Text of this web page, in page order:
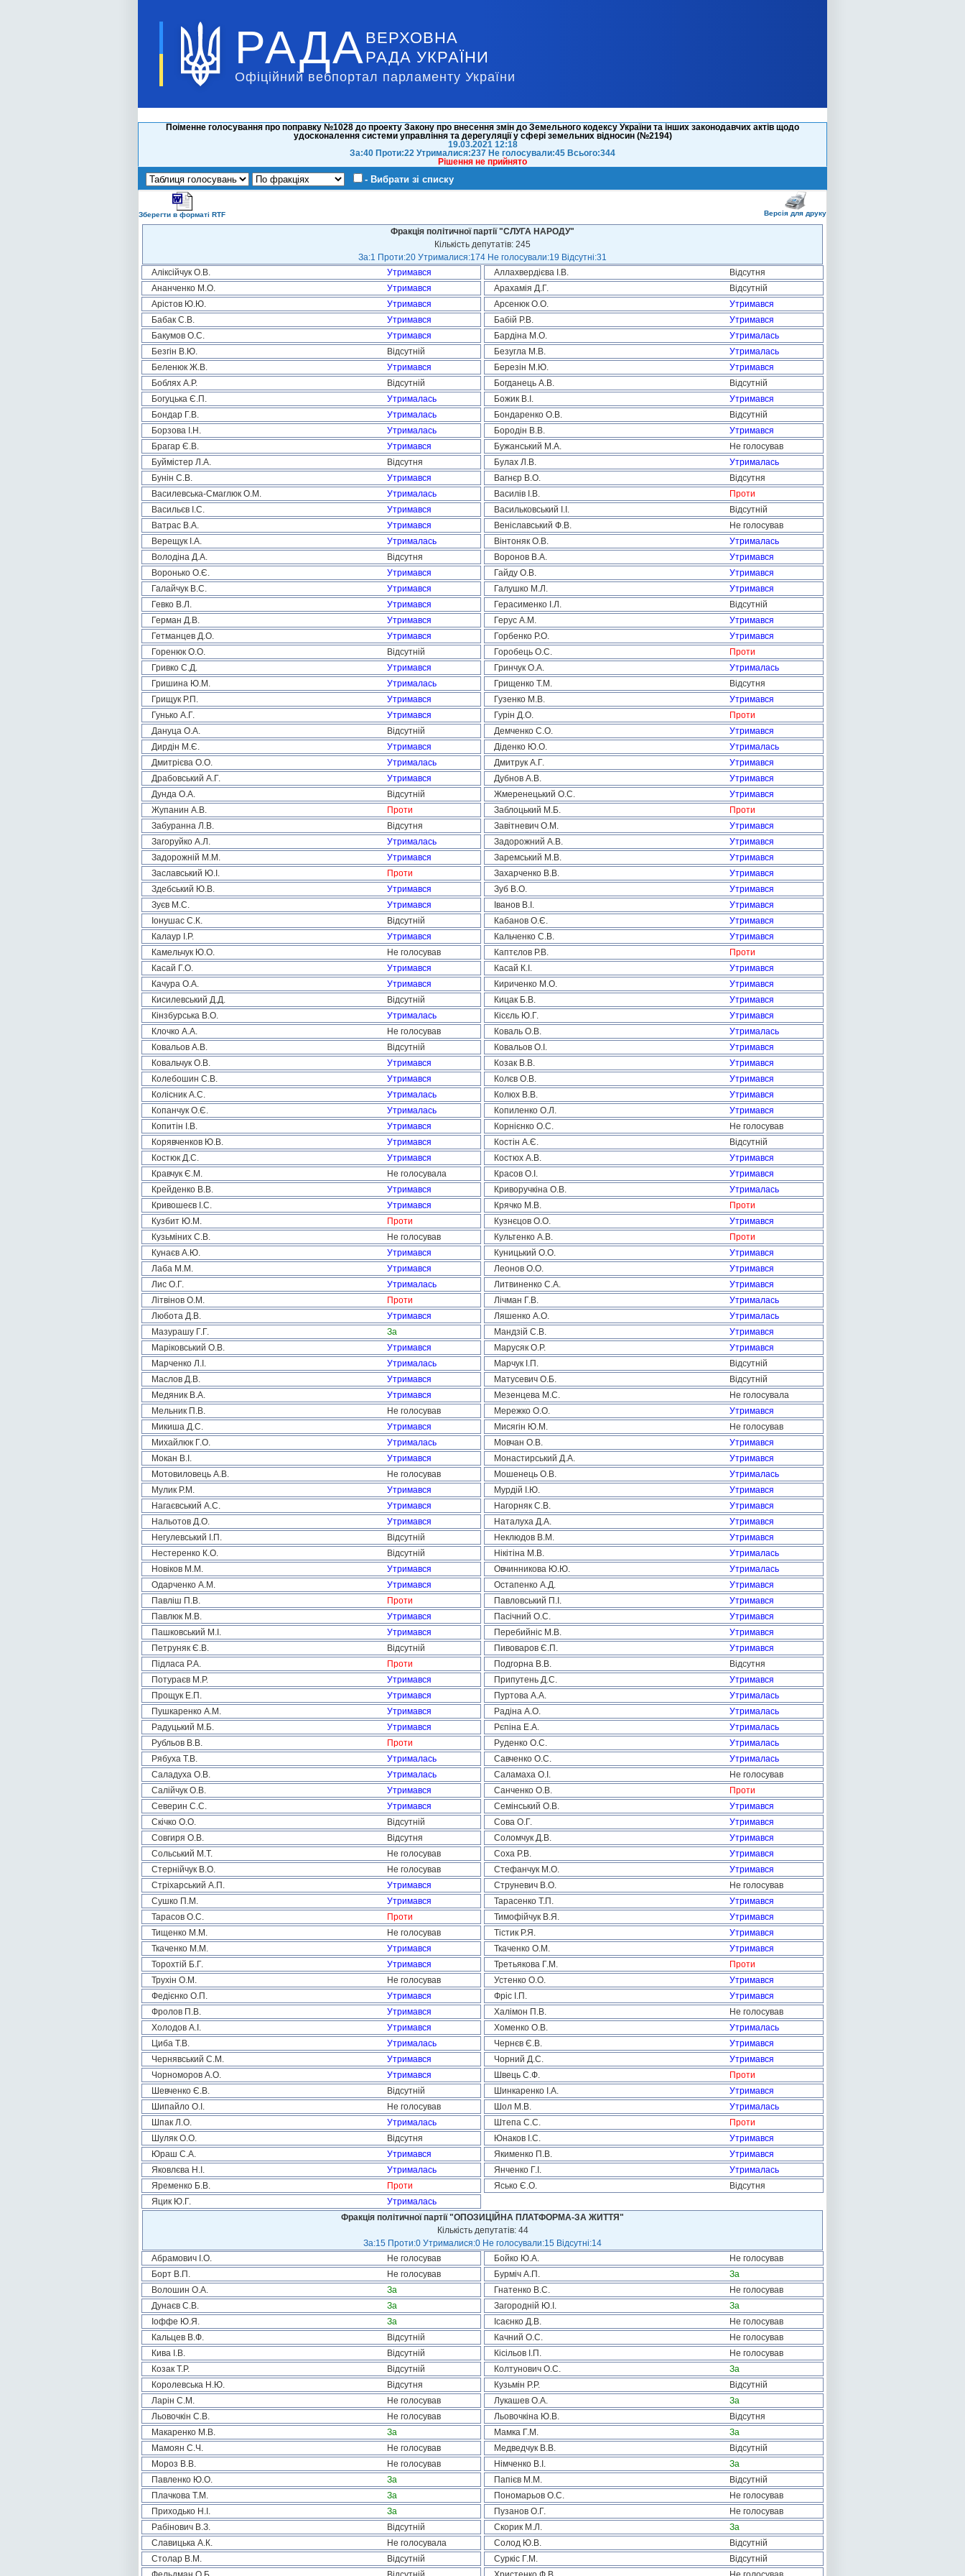
РАДА ВЕРХОВНА
РАДА УКРАЇНИ
Офіційний вебпортал парламенту України
Поіменне голосування про поправку №1028 до проекту Закону про внесення змін до Земельного кодексу України та інших законодавчих актів щодо
удосконалення системи управління та дерегуляції у сфері земельних відносин (№2194)
19.03.2021 12:18
За:40 Проти:22 Утрималися:237 Не голосували:45 Всього:344
Рішення не прийнято
- Вибрати зі списку
Зберегти в форматі RTF Версія для друку
Фракція політичної партії "СЛУГА НАРОДУ"
Кількість депутатів: 245
За:1 Проти:20 Утрималися:174 Не голосували:19 Відсутні:31
Аліксійчук О.В.
Утримався Аллахвердієва І.В.
Відсутня
Ананченко М.О.
Утримався Арахамія Д.Г.
Відсутній
Арістов Ю.Ю.
Утримався Арсенюк О.О.
Утримався
Бабак С.В.
Утримався Бабій Р.В.
Утримався
Бакумов О.С.
Утримався Бардіна М.О.
Утрималась
Безгін В.Ю.
Відсутній Безугла М.В.
Утрималась
Беленюк Ж.В.
Утримався Березін М.Ю.
Утримався
Боблях А.Р.
Відсутній Богданець А.В.
Відсутній
Богуцька Є.П.
Утрималась Божик В.І.
Утримався
Бондар Г.В.
Утрималась Бондаренко О.В.
Відсутній
Борзова І.Н.
Утрималась Бородін В.В.
Утримався
Брагар Є.В.
Утримався Бужанський М.А.
Не голосував
Буймістер Л.А.
Відсутня Булах Л.В.
Утрималась
Бунін С.В.
Утримався Вагнєр В.О.
Відсутня
Василевська-Смаглюк О.М.
Утрималась Василів І.В.
Проти
Васильєв І.С.
Утримався Васильковський І.І.
Відсутній
Ватрас В.А.
Утримався Веніславський Ф.В.
Не голосував
Верещук І.А.
Утрималась Вінтоняк О.В.
Утрималась
Володіна Д.А.
Відсутня Воронов В.А.
Утримався
Воронько О.Є.
Утримався Гайду О.В.
Утримався
Галайчук В.С.
Утримався Галушко М.Л.
Утримався
Гевко В.Л.
Утримався Герасименко І.Л.
Відсутній
Герман Д.В.
Утримався Герус А.М.
Утримався
Гетманцев Д.О.
Утримався Горбенко Р.О.
Утримався
Горенюк О.О.
Відсутній Горобець О.С.
Проти
Гривко С.Д.
Утримався Гринчук О.А.
Утрималась
Гришина Ю.М.
Утрималась Грищенко Т.М.
Відсутня
Грищук Р.П.
Утримався Гузенко М.В.
Утримався
Гунько А.Г.
Утримався Гурін Д.О.
Проти
Дануца О.А.
Відсутній Демченко С.О.
Утримався
Дирдін М.Є.
Утримався Діденко Ю.О.
Утрималась
Дмитрієва О.О.
Утрималась Дмитрук А.Г.
Утримався
Драбовський А.Г.
Утримався Дубнов А.В.
Утримався
Дунда О.А.
Відсутній Жмеренецький О.С.
Утримався
Жупанин А.В.
Проти Заблоцький М.Б.
Проти
Забуранна Л.В.
Відсутня Завітневич О.М.
Утримався
Загоруйко А.Л.
Утрималась Задорожний А.В.
Утримався
Задорожній М.М.
Утримався Заремський М.В.
Утримався
Заславський Ю.І.
Проти Захарченко В.В.
Утримався
Здебський Ю.В.
Утримався Зуб В.О.
Утримався
Зуєв М.С.
Утримався Іванов В.І.
Утримався
Іонушас С.К.
Відсутній Кабанов О.Є.
Утримався
Калаур І.Р.
Утримався Кальченко С.В.
Утримався
Камельчук Ю.О.
Не голосував Каптєлов Р.В.
Проти
Касай Г.О.
Утримався Касай К.І.
Утримався
Качура О.А.
Утримався Кириченко М.О.
Утримався
Кисилевський Д.Д.
Відсутній Кицак Б.В.
Утримався
Кінзбурська В.О.
Утрималась Кісєль Ю.Г.
Утримався
Клочко А.А.
Не голосував Коваль О.В.
Утрималась
Ковальов А.В.
Відсутній Ковальов О.І.
Утримався
Ковальчук О.В.
Утримався Козак В.В.
Утримався
Колебошин С.В.
Утримався Колєв О.В.
Утримався
Колісник А.С.
Утрималась Колюх В.В.
Утримався
Копанчук О.Є.
Утрималась Копиленко О.Л.
Утримався
Копитін І.В.
Утримався Корнієнко О.С.
Не голосував
Корявченков Ю.В.
Утримався Костін А.Є.
Відсутній
Костюк Д.С.
Утримався Костюх А.В.
Утримався
Кравчук Є.М.
Не голосувала Красов О.І.
Утримався
Крейденко В.В.
Утримався Криворучкіна О.В.
Утрималась
Кривошеєв І.С.
Утримався Крячко М.В.
Проти
Кузбит Ю.М.
Проти Кузнєцов О.О.
Утримався
Кузьміних С.В.
Не голосував Культенко А.В.
Проти
Кунаєв А.Ю.
Утримався Куницький О.О.
Утримався
Лаба М.М.
Утримався Леонов О.О.
Утримався
Лис О.Г.
Утрималась Литвиненко С.А.
Утримався
Літвінов О.М.
Проти Лічман Г.В.
Утрималась
Любота Д.В.
Утримався Ляшенко А.О.
Утрималась
Мазурашу Г.Г.
За Мандзій С.В.
Утримався
Маріковський О.В.
Утримався Марусяк О.Р.
Утримався
Марченко Л.І.
Утрималась Марчук І.П.
Відсутній
Маслов Д.В.
Утримався Матусевич О.Б.
Відсутній
Медяник В.А.
Утримався Мезенцева М.С.
Не голосувала
Мельник П.В.
Не голосував Мережко О.О.
Утримався
Микиша Д.С.
Утримався Мисягін Ю.М.
Не голосував
Михайлюк Г.О.
Утрималась Мовчан О.В.
Утримався
Мокан В.І.
Утримався Монастирський Д.А.
Утримався
Мотовиловець А.В.
Не голосував Мошенець О.В.
Утрималась
Мулик Р.М.
Утримався Мурдій І.Ю.
Утримався
Нагаєвський А.С.
Утримався Нагорняк С.В.
Утримався
Нальотов Д.О.
Утримався Наталуха Д.А.
Утримався
Негулевський І.П.
Відсутній Неклюдов В.М.
Утримався
Нестеренко К.О.
Відсутній Нікітіна М.В.
Утрималась
Новіков М.М.
Утримався Овчинникова Ю.Ю.
Утрималась
Одарченко А.М.
Утримався Остапенко А.Д.
Утримався
Павліш П.В.
Проти Павловський П.І.
Утримався
Павлюк М.В.
Утримався Пасічний О.С.
Утримався
Пашковський М.І.
Утримався Перебийніс М.В.
Утримався
Петруняк Є.В.
Відсутній Пивоваров Є.П.
Утримався
Підласа Р.А.
Проти Подгорна В.В.
Відсутня
Потураєв М.Р.
Утримався Припутень Д.С.
Утримався
Прощук Е.П.
Утримався Пуртова А.А.
Утрималась
Пушкаренко А.М.
Утримався Радіна А.О.
Утрималась
Радуцький М.Б.
Утримався Рєпіна Е.А.
Утрималась
Рубльов В.В.
Проти Руденко О.С.
Утрималась
Рябуха Т.В.
Утрималась Савченко О.С.
Утрималась
Саладуха О.В.
Утрималась Саламаха О.І.
Не голосував
Салійчук О.В.
Утримався Санченко О.В.
Проти
Северин С.С.
Утримався Семінський О.В.
Утримався
Скічко О.О.
Відсутній Сова О.Г.
Утримався
Совгиря О.В.
Відсутня Соломчук Д.В.
Утримався
Сольський М.Т.
Не голосував Соха Р.В.
Утримався
Стернійчук В.О.
Не голосував Стефанчук М.О.
Утримався
Стріхарський А.П.
Утримався Струневич В.О.
Не голосував
Сушко П.М.
Утримався Тарасенко Т.П.
Утримався
Тарасов О.С.
Проти Тимофійчук В.Я.
Утримався
Тищенко М.М.
Не голосував Тістик Р.Я.
Утримався
Ткаченко М.М.
Утримався Ткаченко О.М.
Утримався
Торохтій Б.Г.
Утримався Третьякова Г.М.
Проти
Трухін О.М.
Не голосував Устенко О.О.
Утримався
Федієнко О.П.
Утримався Фріс І.П.
Утримався
Фролов П.В.
Утримався Халімон П.В.
Не голосував
Холодов А.І.
Утримався Хоменко О.В.
Утрималась
Циба Т.В.
Утрималась Чернєв Є.В.
Утримався
Чернявський С.М.
Утримався Чорний Д.С.
Утримався
Чорноморов А.О.
Утримався Швець С.Ф.
Проти
Шевченко Є.В.
Відсутній Шинкаренко І.А.
Утримався
Шипайло О.І.
Не голосував Шол М.В.
Утрималась
Шпак Л.О.
Утрималась Штепа С.С.
Проти
Шуляк О.О.
Відсутня Юнаков І.С.
Утримався
Юраш С.А.
Утримався Якименко П.В.
Утримався
Яковлєва Н.І.
Утрималась Янченко Г.І.
Утрималась
Яременко Б.В.
Проти Ясько Є.О.
Відсутня
Яцик Ю.Г.
Утрималась
Фракція політичної партії "ОПОЗИЦІЙНА ПЛАТФОРМА-ЗА ЖИТТЯ"
Кількість депутатів: 44
За:15 Проти:0 Утрималися:0 Не голосували:15 Відсутні:14
Абрамович І.О.
Не голосував Бойко Ю.А.
Не голосував
Борт В.П.
Не голосував Бурміч А.П.
За
Волошин О.А.
За Гнатенко В.С.
Не голосував
Дунаєв С.В.
За Загородній Ю.І.
За
Іоффе Ю.Я.
За Ісаєнко Д.В.
Не голосував
Кальцев В.Ф.
Відсутній Качний О.С.
Не голосував
Кива І.В.
Відсутній Кісільов І.П.
Не голосував
Козак Т.Р.
Відсутній Колтунович О.С.
За
Королевська Н.Ю.
Відсутня Кузьмін Р.Р.
Відсутній
Ларін С.М.
Не голосував Лукашев О.А.
За
Льовочкін С.В.
Не голосував Льовочкіна Ю.В.
Відсутня
Макаренко М.В.
За Мамка Г.М.
За
Мамоян С.Ч.
Не голосував Медведчук В.В.
Відсутній
Мороз В.В.
Не голосував Німченко В.І.
За
Павленко Ю.О.
За Папієв М.М.
Відсутній
Плачкова Т.М.
За Пономарьов О.С.
Не голосував
Приходько Н.І.
За Пузанов О.Г.
Не голосував
Рабінович В.З.
Відсутній Скорик М.Л.
За
Славицька А.К.
Не голосувала Солод Ю.В.
Відсутній
Столар В.М.
Відсутній Суркіс Г.М.
Відсутній